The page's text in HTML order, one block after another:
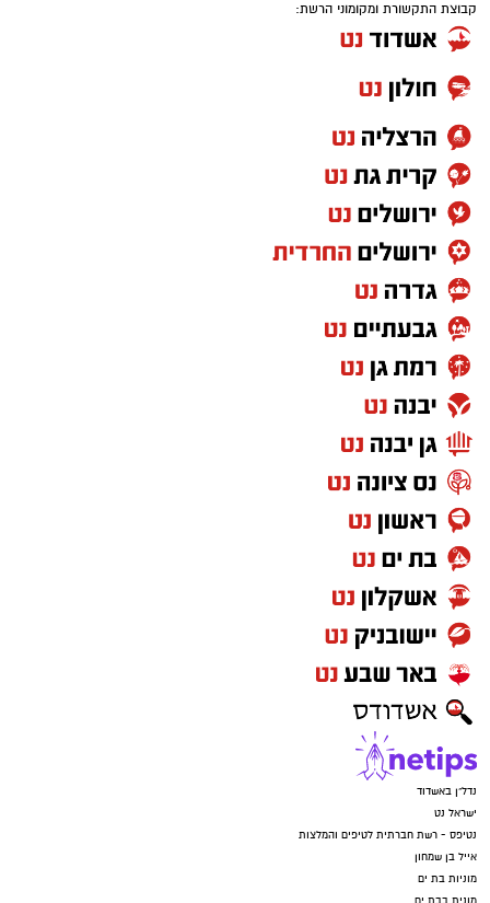
במהלך הסריקות, אותר הרכב החשוד כשהוא
בנסיעה באזור הטיילת בעיר, הרכב תוקל על ידי
הכוחות ובתוך כך נעצרו 2 חשודים.
בחיפוש שבוצע ברכב נתפס רכוש החשוד כגנוב
בשווי אלפי שקלים, ובין היתר:
• רמקול מסוג JBL
• גלגל ספייר וערכת כלים
• שני שעונים
• כרטיס תדלוק
• שתי קסדות
והועברו להמשך חקירה בתחנת בת ים, יחד עם
הרכוש החשוד כגנוב והרכב ששימש החשודים
שנתפסו. בכוונת המשטרה לבקש הארכת מעצרם
בבית המשפט.
קבוצת התקשורת ומקומוני הרשת:
נדל"ן באשדוד
ישראל נט
נטיפס - רשת חברתית לטיפים והמלצות
אייל בן שמחון
מוניות בת ים